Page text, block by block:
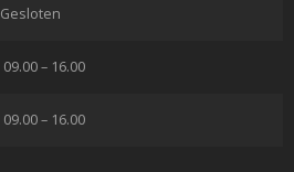
Gesloten
09.00 – 16.00
09.00 – 16.00